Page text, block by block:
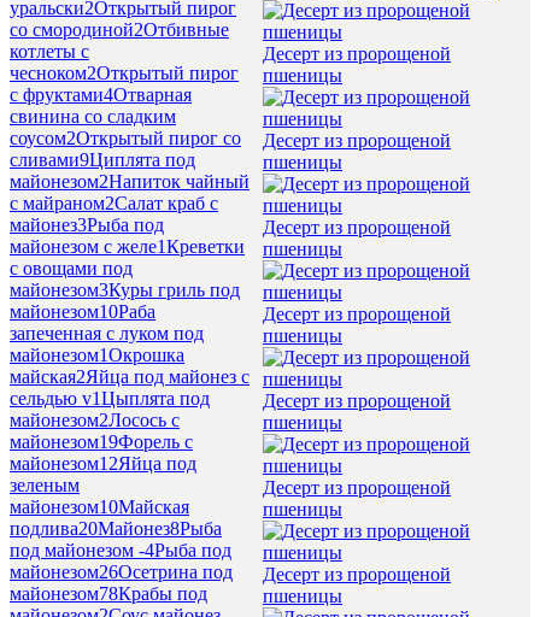
уральски2Открытый пирог
со смородиной2Отбивные
котлеты с
чесноком2Открытый пирог
с фруктами4Отварная
свинина со сладким
соусом2Открытый пирог со
сливами9Циплята под
майонезом2Напиток чайный
с майраном2Салат краб с
майонез3Рыба под
майонезом c желе1Креветки
с овощами под
майонезом3Куры гриль под
майонезом10Раба
запеченная с луком под
майонезом1Окрошка
майская2Яйца под майонез с
сельдью v1Цыплята под
майонезом2Лосось с
майонезом19Форель с
майонезом12Яйца под
зеленым
майонезом10Майская
подлива20Майонез8Рыба
под майонезом -4Рыба под
майонезом26Осетрина под
майонезом78Крабы под
Десерт из пророщеной
пшеницы
Десерт из пророщеной
пшеницы
Десерт из пророщеной
пшеницы
Десерт из пророщеной
пшеницы
Десерт из пророщеной
пшеницы
Десерт из пророщеной
пшеницы
Десерт из пророщеной
пшеницы